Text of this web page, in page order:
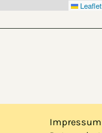
Leaflet
Impressum